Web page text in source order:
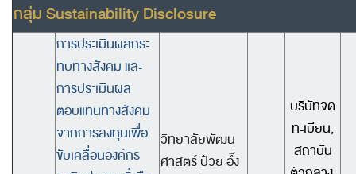
กลุ่ม Sustainability Disclosure
การประเมินผลกระ
ทบทางสังคม และ
การประเมินผล
ตอบแทนทางสังคม
จากการลงทุนเพื่อ
ขับเคลื่อนองค์กร
วิทยาลัยพัฒน
ศาสตร์ ป๋วย อึ๊ง
บริษัทจด
ทะเบียน,
สถาบัน